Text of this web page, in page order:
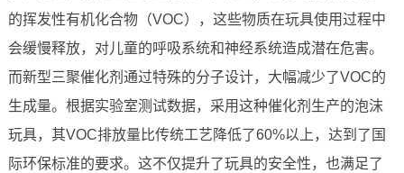
的挥发性有机化合物（VOC），这些物质在玩具使用过程中
会缓慢释放，对儿童的呼吸系统和神经系统造成潜在危害。
而新型三聚催化剂通过特殊的分子设计，大幅减少了VOC的
生成量。根据实验室测试数据，采用这种催化剂生产的泡沫
玩具，其VOC排放量比传统工艺降低了60%以上，达到了国
际环保标准的要求。这不仅提升了玩具的安全性，也满足了